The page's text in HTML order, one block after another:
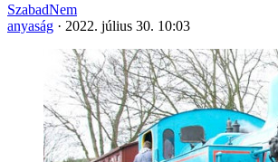
SzabadNem
anyaság · 2022. július 30. 10:03